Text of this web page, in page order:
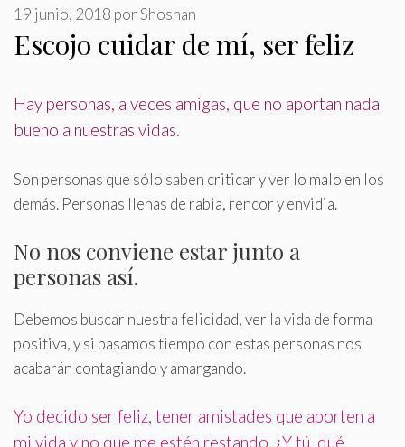
Escojo cuidar de mí, ser feliz
19 junio, 2018 porShoshan
Hay personas, a veces amigas, que no aportan nada
bueno a nuestras vidas.
Son personas que sólo saben criticar y ver lo malo en los
demás. Personas llenas de rabia, rencor y envidia.
No nos conviene estar junto a
personas así.
Debemos buscar nuestra felicidad, ver la vida de forma
positiva, y si pasamos tiempo con estas personas nos
acabarán contagiando y amargando.
Yo decido ser feliz, tener amistades que aporten a
mi vida y no que me estén restando. ¿Y tú, qué